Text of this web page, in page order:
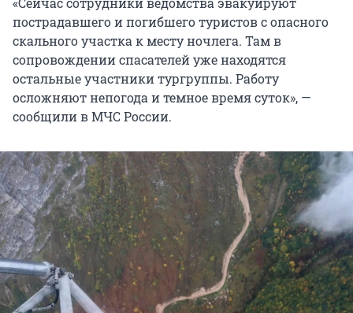
пострадавшего и погибшего туристов с опасного
скального участка к месту ночлега. Там в
сопровождении спасателей уже находятся
остальные участники тургруппы. Работу
осложняют непогода и темное время суток», —
сообщили в МЧС России.